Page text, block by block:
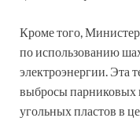
Кроме того,
по использованию
электроэнергии. Эта
выбросы парниковых
угольных пластов в